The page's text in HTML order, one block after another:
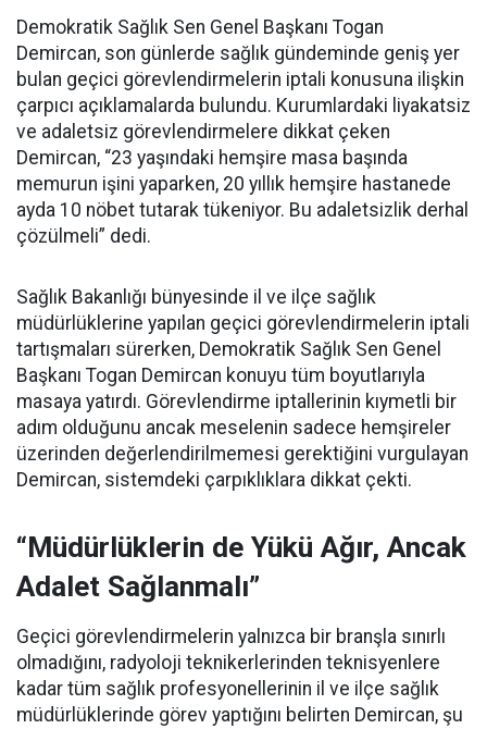
Demokratik Sağlık Sen Genel Başkanı Togan
Demircan, son günlerde sağlık gündeminde geniş yer
bulan geçici görevlendirmelerin iptali konusuna ilişkin
çarpıcı açıklamalarda bulundu. Kurumlardaki liyakatsiz
ve adaletsiz görevlendirmelere dikkat çeken
Demircan, “23 yaşındaki hemşire masa başında
memurun işini yaparken, 20 yıllık hemşire hastanede
ayda 10 nöbet tutarak tükeniyor. Bu adaletsizlik derhal
çözülmeli” dedi.
Sağlık Bakanlığı bünyesinde il ve ilçe sağlık
müdürlüklerine yapılan geçici görevlendirmelerin iptali
tartışmaları sürerken, Demokratik Sağlık Sen Genel
Başkanı Togan Demircan konuyu tüm boyutlarıyla
masaya yatırdı. Görevlendirme iptallerinin kıymetli bir
adım olduğunu ancak meselenin sadece hemşireler
üzerinden değerlendirilmemesi gerektiğini vurgulayan
Demircan, sistemdeki çarpıklıklara dikkat çekti.
“Müdürlüklerin de Yükü Ağır, Ancak
Adalet Sağlanmalı”
Geçici görevlendirmelerin yalnızca bir branşla sınırlı
olmadığını, radyoloji teknikerlerinden teknisyenlere
kadar tüm sağlık profesyonellerinin il ve ilçe sağlık
müdürlüklerinde görev yaptığını belirten Demircan, şu